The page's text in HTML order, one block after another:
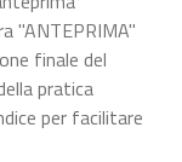
"ANTEPRIMA"
finale del
pratica
per facilitare